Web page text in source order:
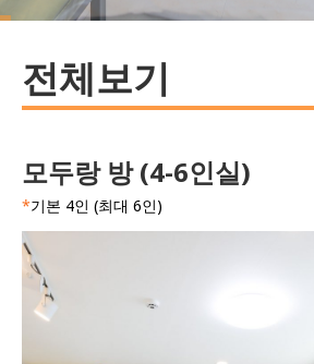
전체보기
모두랑 방 (4-6인실)
*기본 4인 (최대 6인)